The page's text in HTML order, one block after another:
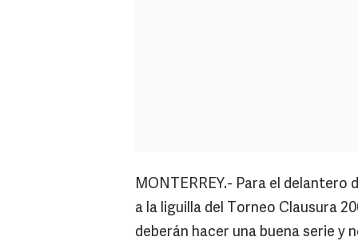
MONTERREY.- Para el delantero
a la liguilla del Torneo Clausura
deberán hacer una buena serie